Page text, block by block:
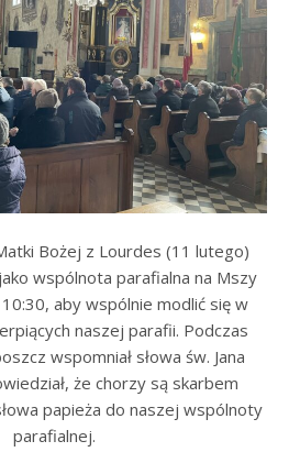
Bożej z Lourdes (11 lutego)
wspólnota parafialna na Mszy
aby wspólnie modlić się w
naszej parafii. Podczas
wspomniał słowa św. Jana
że chorzy są skarbem
papieża do naszej wspólnoty
parafialnej.